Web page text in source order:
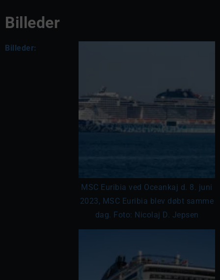
Billeder
Billeder:
MSC Euribia ved Oceankaj d. 8. juni
2023, MSC Euribia blev døbt samme
dag. Foto: Nicolaj D. Jepsen